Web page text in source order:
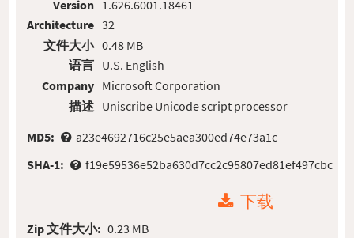
Version
Architecture
文件大小
语言
Company
描述
1.626.6001.18461
32
0.48 MB
U.S. English
Microsoft Corporation
Uniscribe Unicode script processor
MD5:
a23e4692716c25e5aea300ed74e73a1c
SHA-1:
f19e59536e52ba630d7cc2c95807ed81ef497cbc
下载
Zip 文件大小: 0.23 MB